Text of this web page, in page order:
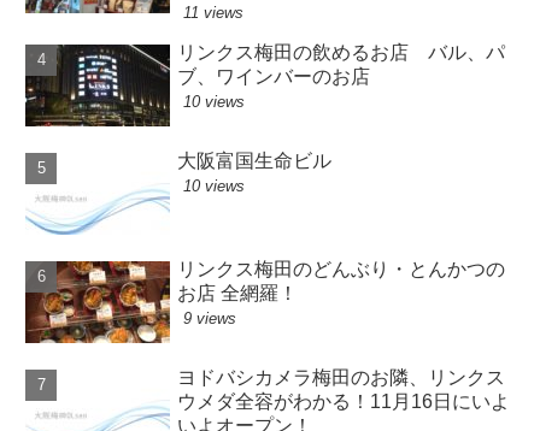
11 views
リンクス梅田の飲めるお店 バル、パ
ブ、ワインバーのお店
10 views
大阪富国生命ビル
10 views
リンクス梅田のどんぶり・とんかつの
お店 全網羅！
9 views
ヨドバシカメラ梅田のお隣、リンクス
ウメダ全容がわかる！11月16日にいよ
いよオープン！